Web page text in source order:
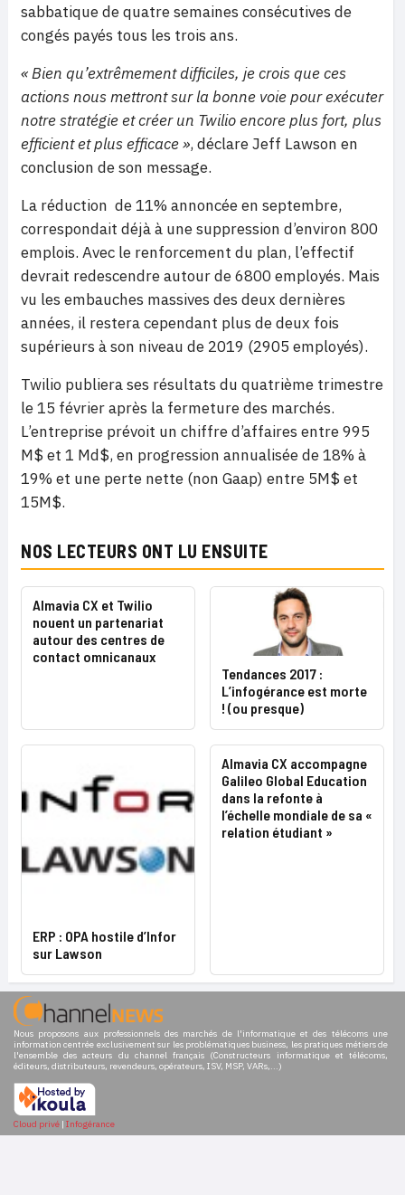
sabbatique de quatre semaines consécutives de
congés payés tous les trois ans.
« Bien qu’extrêmement difficiles, je crois que ces
actions nous mettront sur la bonne voie pour exécuter
notre stratégie et créer un Twilio encore plus fort, plus
efficient et plus efficace », déclare Jeff Lawson en
conclusion de son message.
La réduction de 11% annoncée en septembre,
correspondait déjà à une suppression d’environ 800
emplois. Avec le renforcement du plan, l’effectif
devrait redescendre autour de 6800 employés. Mais
vu les embauches massives des deux dernières
années, il restera cependant plus de deux fois
supérieurs à son niveau de 2019 (2905 employés).
Twilio publiera ses résultats du quatrième trimestre
le 15 février après la fermeture des marchés.
L’entreprise prévoit un chiffre d’affaires entre 995
M$ et 1 Md$, en progression annualisée de 18% à
19% et une perte nette (non Gaap) entre 5M$ et
15M$.
NOS LECTEURS ONT LU ENSUITE
Almavia CX et Twilio
nouent un partenariat
autour des centres de
contact omnicanaux
Tendances 2017 :
L’infogérance est morte
! (ou presque)
ERP : OPA hostile d’Infor
sur Lawson
Almavia CX accompagne
Galileo Global Education
dans la refonte à
l’échelle mondiale de sa «
relation étudiant »
Nous proposons aux professionnels des marchés de l'informatique et des télécoms une
information centrée exclusivement sur les problématiques business, les pratiques métiers de
l'ensemble des acteurs du channel français (Constructeurs informatique et télécoms,
éditeurs, distributeurs, revendeurs, opérateurs, ISV, MSP, VARs,...)
Cloud privé | Infogérance